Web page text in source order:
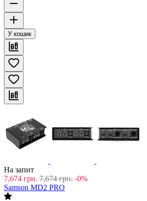
У кошик
На запит
7,674 грн. 7,674 грн. -0%
Samson MD2 PRO